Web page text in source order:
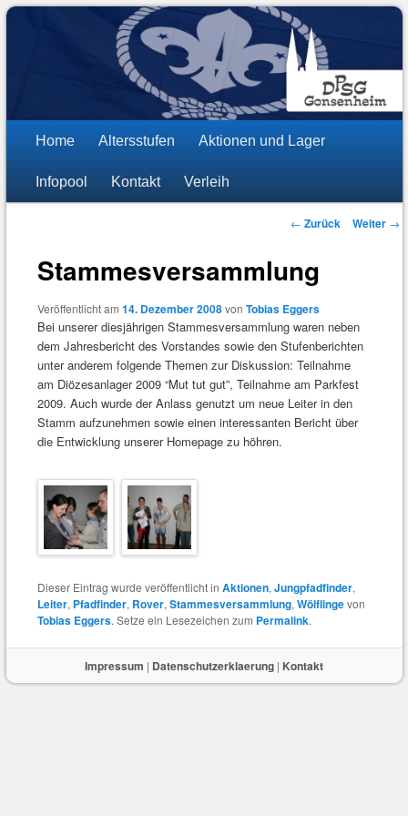
Pfadfinder Mainz-Gonsenheim
DPSG Stamm St. Stephan
Zum
wechseln
Zum
Inhalt
Home Altersstufen Aktionen und Lager
Infopool Kontakt Verleih
Beitragsnavigation
← Zurück Weiter →
Stammesversammlung
Veröffentlicht am14. Dezember 2008vonTobias Eggers
Bei unserer diesjährigen Stammesversammlung waren neben
dem Jahresbericht des Vorstandes sowie den Stufenberichten
unter anderem folgende Themen zur Diskussion: Teilnahme
am Diözesanlager 2009 “Mut tut gut”, Teilnahme am Parkfest
2009. Auch wurde der Anlass genutzt um neue Leiter in den
Stamm aufzunehmen sowie einen interessanten Bericht über
die Entwicklung unserer Homepage zu höhren.
Dieser Eintrag wurde veröffentlicht inAktionen,Jungpfadfinder,
Leiter, Pfadfinder, Rover,Stammesversammlung,Wölflingevon
Tobias Eggers. Setze ein Lesezeichen zum Permalink.
Impressum | Datenschutzerklaerung | Kontakt